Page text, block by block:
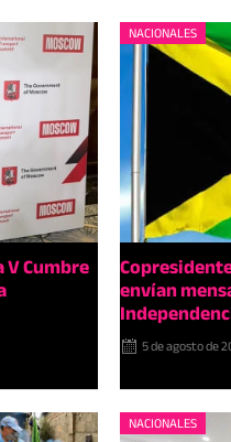
Cumbre
NACIONALES
envían
5 de agosto de
NACIONALES